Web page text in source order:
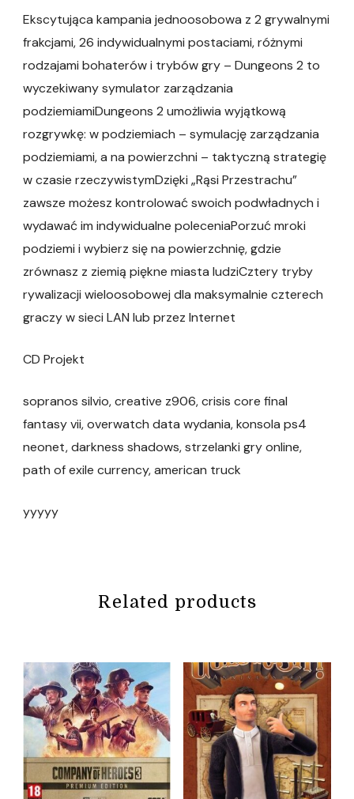
Ekscytująca kampania jednoosobowa z 2 grywalnymi
frakcjami, 26 indywidualnymi postaciami, różnymi
rodzajami bohaterów i trybów gry – Dungeons 2 to
wyczekiwany symulator zarządzania
podziemiamiDungeons 2 umożliwia wyjątkową
rozgrywkę: w podziemiach – symulację zarządzania
podziemiami, a na powierzchni – taktyczną strategię
w czasie rzeczywistymDzięki „Rąsi Przestrachu”
zawsze możesz kontrolować swoich podwładnych i
wydawać im indywidualne poleceniaPorzuć mroki
podziemi i wybierz się na powierzchnię, gdzie
zrównasz z ziemią piękne miasta ludziCztery tryby
rywalizacji wieloosobowej dla maksymalnie czterech
graczy w sieci LAN lub przez Internet
CD Projekt
sopranos silvio, creative z906, crisis core final
fantasy vii, overwatch data wydania, konsola ps4
neonet, darkness shadows, strzelanki gry online,
path of exile currency, american truck
yyyyy
Related products